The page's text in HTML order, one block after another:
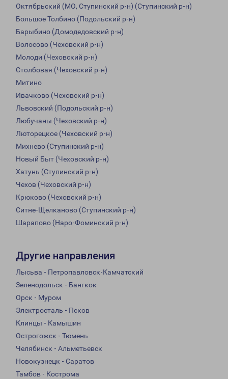
Октябрьский (МО, Ступинский р-н) (Ступинский р-н)
Большое Толбино (Подольский р-н)
Барыбино (Домодедовский р-н)
Волосово (Чеховский р-н)
Молоди (Чеховский р-н)
Столбовая (Чеховский р-н)
Митино
Ивачково (Чеховский р-н)
Львовский (Подольский р-н)
Любучаны (Чеховский р-н)
Люторецкое (Чеховский р-н)
Михнево (Ступинский р-н)
Новый Быт (Чеховский р-н)
Хатунь (Ступинский р-н)
Чехов (Чеховский р-н)
Крюково (Чеховский р-н)
Ситне-Щелканово (Ступинский р-н)
Шарапово (Наро-Фоминский р-н)
Другие направления
Лысьва - Петропавловск-Камчатский
Зеленодольск - Бангкок
Орск - Муром
Электросталь - Псков
Клинцы - Камышин
Острогожск - Тюмень
Челябинск - Альметьевск
Новокузнецк - Саратов
Тамбов - Кострома